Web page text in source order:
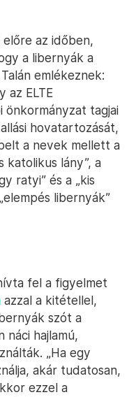
az időben,
a libernyák a
emlékeznek:
az ELTE
önkormányzat tagjai
hovatartozását,
a nevek mellett a
katolikus lány”, a
ratyi” és a „kis
libernyák”
fel a figyelmet
azzal a kitétellel,
szót a
hajlamú,
„Ha egy
akár tudatosan,
ezzel a